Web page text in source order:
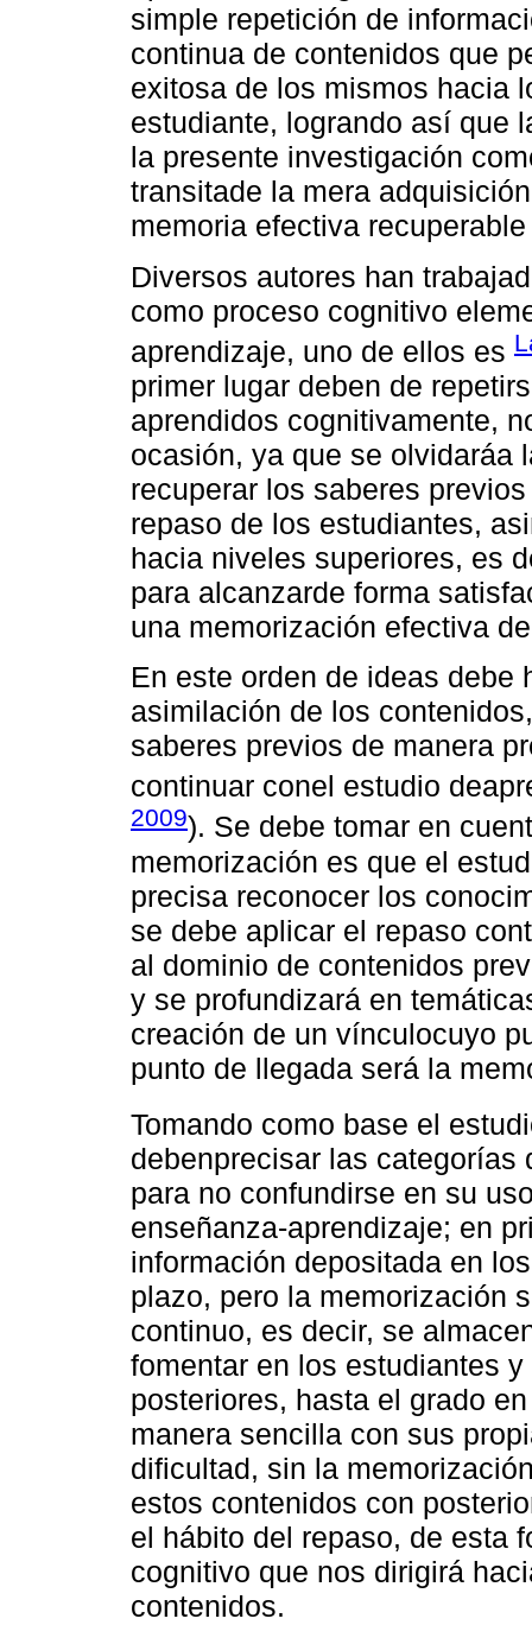
simple repetición de
continua de contenidos que
exitosa de los mismos hacia
estudiante, logrando así que
la presente investigación
transitade la mera
memoria efectiva
Diversos autores han
como proceso cognitivo
aprendizaje, uno de ellos es
primer lugar deben de
aprendidos cognitivamente,
ocasión, ya que se olvidaráa
recuperar los saberes
repaso de los estudiantes,
hacia niveles superiores, es
para alcanzarde forma
una memorización efectiva
En este orden de ideas debe
asimilación de los
saberes previos de manera
continuar conel estudio
2009). Se debe tomar en
memorización es que el
precisa reconocer los
se debe aplicar el repaso
al dominio de contenidos
y se profundizará en
creación de un vínculocuyo
punto de llegada será la
Tomando como base el
debenprecisar las categorías
para no confundirse en su
enseñanza-aprendizaje; en
información depositada en
plazo, pero la memorización
continuo, es decir, se
fomentar en los estudiantes
posteriores, hasta el grado
manera sencilla con sus
dificultad, sin la
estos contenidos con
el hábito del repaso, de esta
cognitivo que nos dirigirá
contenidos.